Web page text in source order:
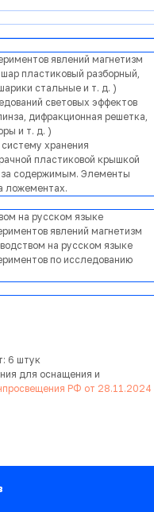
явлений магнетизм
пластиковый разборный,
стальные и т. д. )
световых эффектов
дифракционная решетка,
и т. д. )
хранения
пластиковой крышкой
за содержимым. Элементы
ложементах.
на русском языке
явлений магнетизм
на русском языке
по исследованию
6 штук
для оснащения и
РФ от 28.11.2024